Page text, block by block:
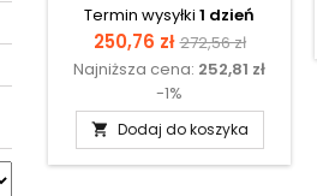
Termin wysyłki 1 dzień
Cena
250,76 zł Cena
podstawowa
272,56 zł
Najniższa cena: 252,81 zł
-1%
 Dodaj do koszyka